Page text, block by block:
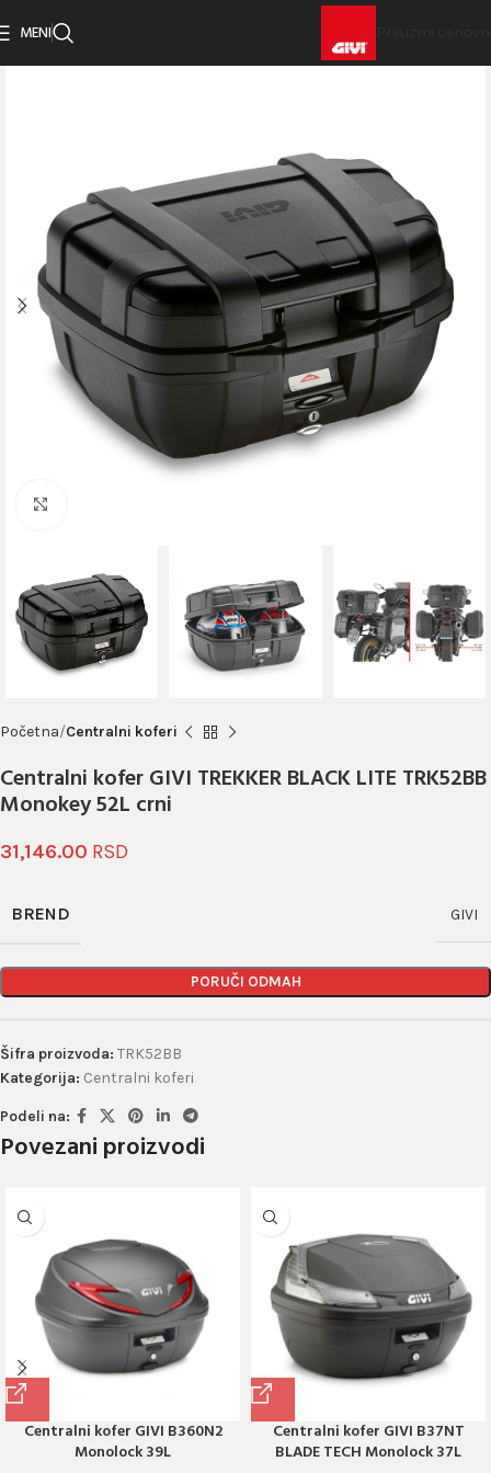
MENI
Početna Centralni koferi
Centralni kofer GIVI TREKKER BLACK LITE TRK52BB
Monokey 52L crni
31,146.00
BREND GIVI
PORUČI ODMAH
Šifra proizvoda: TRK52BB
Kategorija: Centralni koferi
Podeli na:
Povezani proizvodi
Centralni kofer GIVI B360N2
Monolock 39L
Centralni kofer GIVI B37NT
BLADE TECH Monolock 37L